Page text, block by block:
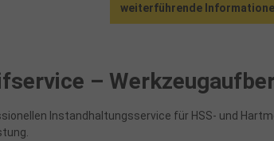
weiterführende
–
Instandhaltungsservice für HSS- und